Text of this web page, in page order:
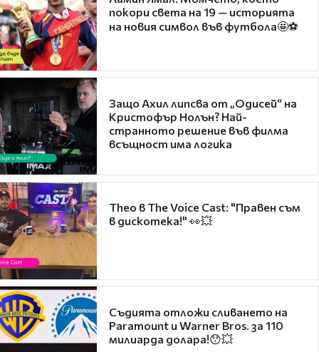
покори света на 19 — историята
на новия символ във футбола🤩⚽
Защо Ахил липсва от „Одисей“ на
Кристофър Нолън? Най-
странното решение във филма
всъщност има логика
Theo в The Voice Cast: "Правен съм
в дискотека!" 👀💥
Съдията отложи сливането на
Paramount и Warner Bros. за 110
милиарда долара!😯💥